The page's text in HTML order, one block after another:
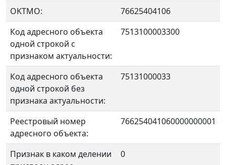
OKTMO:
76625404106
Код адресного объекта
одной строкой с
признаком актуальности:
7513100003300
Код адресного объекта
одной строкой без
признака актуальности:
75131000033
Реестровый номер
адресного объекта:
766254041060000000001
Признак в каком делении
0